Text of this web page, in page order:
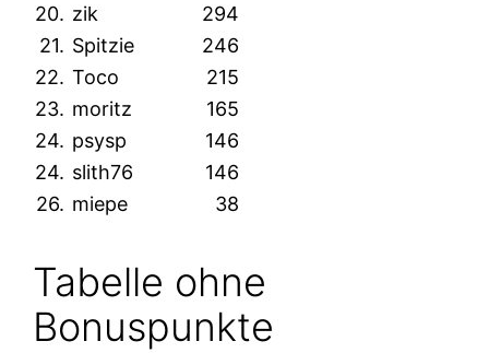
20. zik
294
21. Spitzie
246
22. Toco
215
23. moritz
165
24. psysp
146
24. slith76
146
26. miepe 38
Tabelle ohne
Bonuspunkte